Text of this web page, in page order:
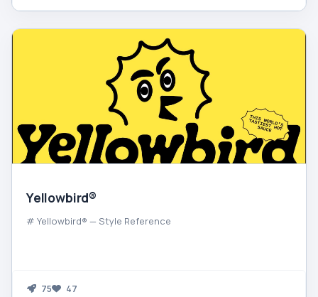
Yellowbird®
# Yellowbird® — Style Reference
75 47